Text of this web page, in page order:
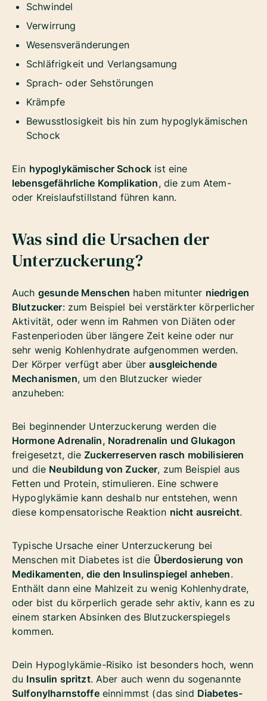
Schwindel
Verwirrung
Wesensveränderungen
Schläfrigkeit und Verlangsamung
Sprach- oder Sehstörungen
Krämpfe
Bewusstlosigkeit bis hin zum hypoglykämischen
Schock
Ein hypoglykämischer Schock ist eine
lebensgefährliche Komplikation, die zum Atem-
oder Kreislaufstillstand führen kann.
Was sind die Ursachen der
Unterzuckerung?
Auch gesunde Menschen haben mitunter niedrigen
Blutzucker: zum Beispiel bei verstärkter körperlicher
Aktivität, oder wenn im Rahmen von Diäten oder
Fastenperioden über längere Zeit keine oder nur
sehr wenig Kohlenhydrate aufgenommen werden.
Der Körper verfügt aber überausgleichende
Mechanismen, um den Blutzucker wieder
anzuheben:
Bei beginnender Unterzuckerung werden die
Hormone Adrenalin, Noradrenalin und Glukagon
freigesetzt, die Zuckerreserven rasch mobilisieren
und die Neubildung von Zucker, zum Beispiel aus
Fetten und Protein, stimulieren. Eine schwere
Hypoglykämie kann deshalb nur entstehen, wenn
diese kompensatorische Reaktion nicht ausreicht.
Typische Ursache einer Unterzuckerung bei
Menschen mit Diabetes ist die Überdosierung von
Medikamenten, die den Insulinspiegel anheben.
Enthält dann eine Mahlzeit zu wenig Kohlenhydrate,
oder bist du körperlich gerade sehr aktiv, kann es zu
einem starken Absinken des Blutzuckerspiegels
kommen.
Dein Hypoglykämie-Risiko ist besonders hoch, wenn
du Insulin spritzt. Aber auch wenn du sogenannte
Sulfonylharnstoffeeinnimmst (das sind Diabetes-